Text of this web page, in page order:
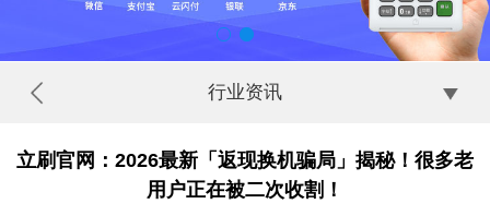
行业资讯
立刷官网：2026最新「返现换机骗局」揭秘！很多老
用户正在被二次收割！